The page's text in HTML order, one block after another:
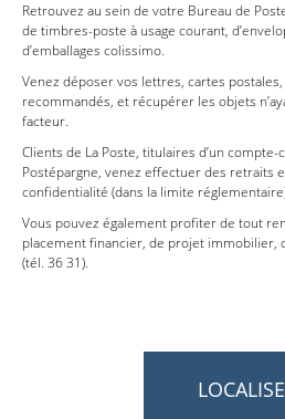
Retrouvez au sein de votre Bureau de
de timbres-poste à usage courant,
d’emballages colissimo.
Venez déposer vos lettres, cartes
recommandés, et récupérer les objets
facteur.
Clients de La Poste, titulaires d’un compte-
Postépargne, venez effectuer des retraits
confidentialité (dans la limite
Vous pouvez également profiter de tout
placement financier, de projet immobilier,
(tél. 36 31).